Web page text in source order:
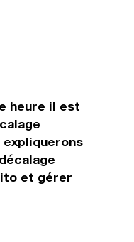
heure il est
et gérer